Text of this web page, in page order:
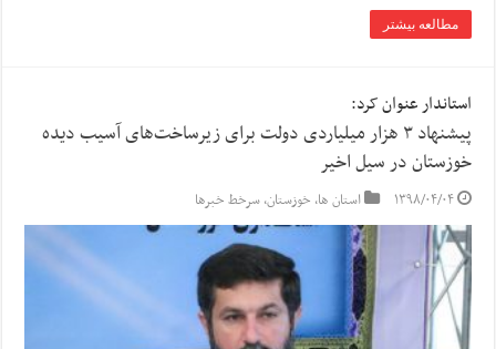
مطالعه بیشتر
استاندار عنوان کرد:
‌پیشنهاد ۳ هزار میلیاردی دولت برای زیرساخت‌های آسیب دیده
خوزستان در سیل اخیر
۱۳۹۸/۰۴/۰۴ استان ها, خوزستان,سرخط خبرها